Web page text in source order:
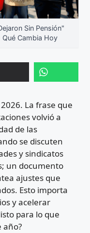
Sin Pensión"
Cambia Hoy
La frase que
volvió a
de las
se discuten
y sindicatos
un documento
ajustes que
Esto importa
y acelerar
para lo que
año?